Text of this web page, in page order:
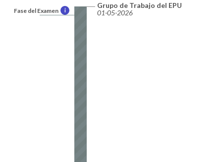
Fase del Examen i
Grupo de Trabajo del EPU
01-05-2026